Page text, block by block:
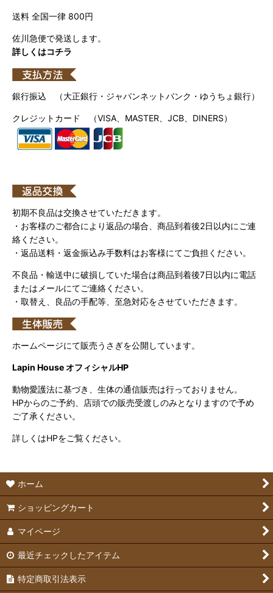
送料 全国一律 800円
佐川急便で発送します。
詳しくはコチラ
銀行振込 （大正銀行・ジャパンネットバンク・ゆうちょ銀行）
クレジットカード （VISA、MASTER、JCB、DINERS）
初期不良品は交換させていただきます。
・お客様のご都合により返品の場合、商品到着後2日以内にご連
絡ください。
・返品送料・返金振込み手数料はお客様にてご負担ください。
不良品・輸送中に破損していた場合は商品到着後7日以内に電話
またはメールにてご連絡ください。
・取替え、良品の手配等、至急対応をさせていただきます。
ホームページにて販売うさぎを公開しています。
Lapin House オフィシャルHP
動物愛護法に基づき、生体の通信販売は行っておりません。
HPからのご予約、店頭での販売受渡しのみとなりますので予め
ご了承ください。
詳しくはHPをご覧ください。
ホーム
ショッピングカート
マイページ
最近チェックしたアイテム
特定商取引法表示